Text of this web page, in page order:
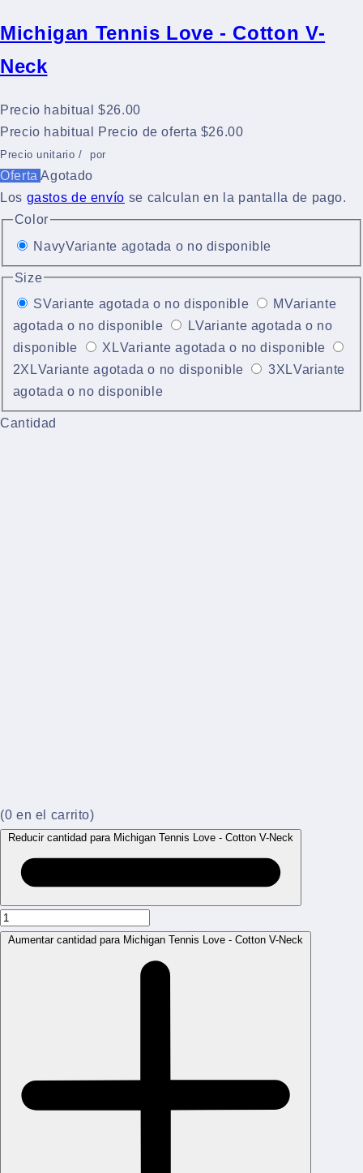
Michigan Tennis Love - Cotton V-
Neck
Precio habitual
$26.00
Precio habitual
Precio de oferta $26.00
Precio unitario / por
OfertaAgotado
Los gastos de envío se calculan en la pantalla de pago.
Color
NavyVariante agotada o no disponible
Size
SVariante agotada o no disponible MVariante
agotada o no disponible
LVariante agotada o no
disponible
XLVariante agotada o no disponible
2XLVariante agotada o no disponible 3XLVariante
agotada o no disponible
Cantidad
(0 en el carrito)
Reducir cantidad para Michigan Tennis Love - Cotton V-Neck
Aumentar cantidad para Michigan Tennis Love - Cotton V-Neck